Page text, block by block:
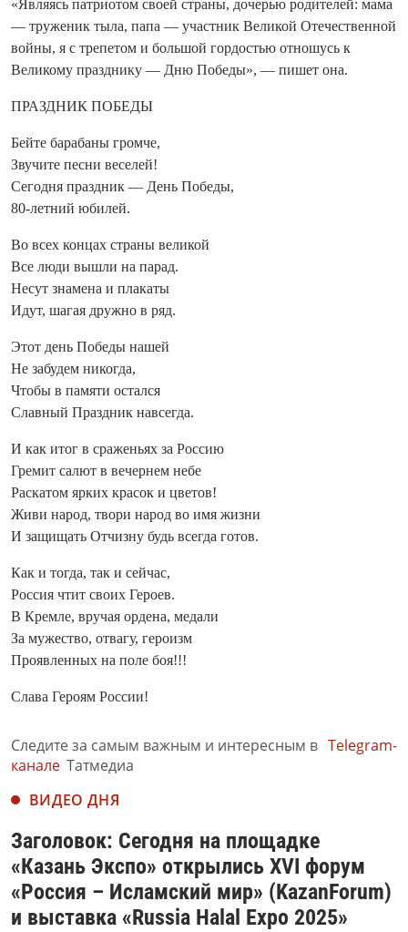
«Являясь патриотом своей страны, дочерью родителей: мама
— труженик тыла, папа — участник Великой Отечественной
войны, я с трепетом и большой гордостью отношусь к
Великому празднику — Дню Победы», — пишет она.
ПРАЗДНИК ПОБЕДЫ
Бейте барабаны громче,
Звучите песни веселей!
Сегодня праздник — День Победы,
80-летний юбилей.
Во всех концах страны великой
Все люди вышли на парад.
Несут знамена и плакаты
Идут, шагая дружно в ряд.
Этот день Победы нашей
Не забудем никогда,
Чтобы в памяти остался
Славный Праздник навсегда.
И как итог в сраженьях за Россию
Гремит салют в вечернем небе
Раскатом ярких красок и цветов!
Живи народ, твори народ во имя жизни
И защищать Отчизну будь всегда готов.
Как и тогда, так и сейчас,
Россия чтит своих Героев.
В Кремле, вручая ордена, медали
За мужество, отвагу, героизм
Проявленных на поле боя!!!
Слава Героям России!
Следите за самым важным и интересным в Telegram-
канале Татмедиа
ВИДЕО ДНЯ
Заголовок: Сегодня на площадке
«Казань Экспо» открылись XVI форум
«Россия – Исламский мир» (KazanForum)
и выставка «Russia Halal Expo 2025»